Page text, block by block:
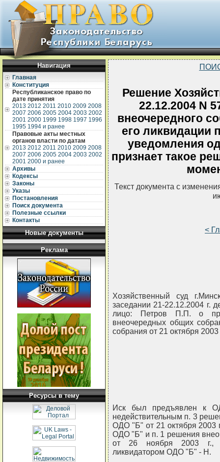
Навигация
Главная
Конституция
Республиканское право по
дате принятия
2013 2012 2011 2010 2009 2008
2007 2006 2005 2004 2003 2002
2001 2000 1999 1998 1997 1996
1995 1994 и ранее
Правовые акты местных
органов власти по датам
2013 2012 2011 2010 2009 2008
2007 2006 2005 2004 2003 2002
2001 2000 и ранее
Архивы
Кодексы
Законы
Указы
Постановления
Поиск документа
Полезные ссылки
Контакты
Новые документы
Реклама
Ресурсы в тему
Решение
22.12.2004 N
внеочередного
его ликвидации
уведомления
признает такое
Текст документа с
<
Хозяйственный суд
заседании 21-22.12.2004
лицо: Петров П.П. о
внеочередных общих
собрания от 21 октября
Иск был предъявлен к
недействительным п. 3
ОДО "Б" от 21 октября 2003
ОДО "Б" и п. 1 решения
от 26 ноября 2003 г.,
ликвидатором ОДО "Б" - Н.